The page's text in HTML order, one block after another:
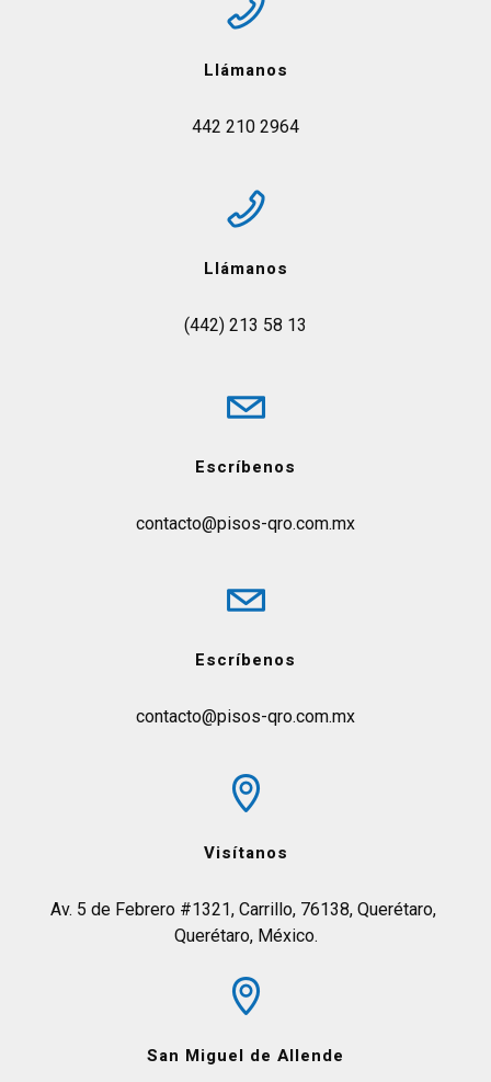
Llámanos
442 210 2964
Llámanos
(442) 213 58 13
Escríbenos
contacto@pisos-qro.com.mx
Escríbenos
contacto@pisos-qro.com.mx
Visítanos
Av. 5 de Febrero #1321, Carrillo, 76138, Querétaro,
Querétaro, México.
San Miguel de Allende